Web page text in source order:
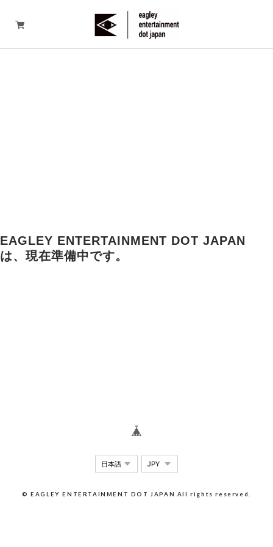
EAGLEY ENTERTAINMENT DOT JAPAN
は、現在準備中です。
© EAGLEY ENTERTAINMENT DOT JAPAN All rights reserved.